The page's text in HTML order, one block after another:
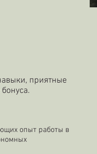
приятные
опыт работы в